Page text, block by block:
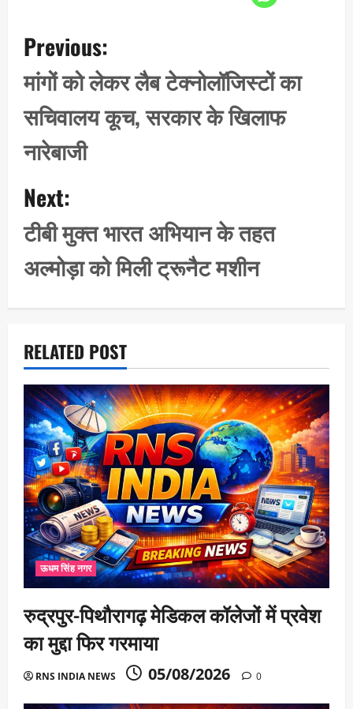
o
s
t
n
a
v
i
g
a
t
i
o
Previous:
मांगों को लेकर लैब टेक्नोलॉजिस्टों का
सचिवालय कूच, सरकार के खिलाफ
नारेबाजी
Next:
टीबी मुक्त भारत अभियान के तहत
अल्मोड़ा को मिली ट्रूनैट मशीन
RELATED POST
ऊधम सिंह नगर
रुद्रपुर-पिथौरागढ़ मेडिकल कॉलेजों में प्रवेश
का मुद्दा फिर गरमाया
RNS INDIA NEWS 05/08/2026 0